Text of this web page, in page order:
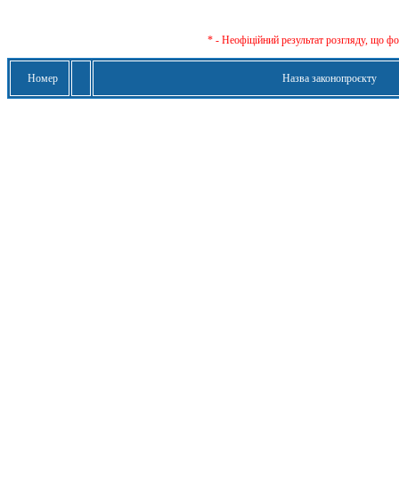
* - Неофіційний результат розгляду, що
Номер Назва законопроєкту